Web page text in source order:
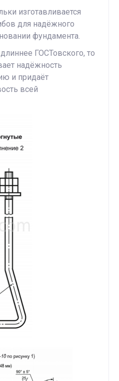
изготавливается
для надёжного
фундамента.
ГОСТовского, то
надёжность
и придаёт
всей